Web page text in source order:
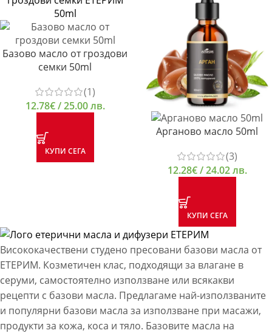
Базово масло от гроздови
семки 50ml
(1)
12.78€/ 25.00 лв.
КУПИ СЕГА
Арганово масло 50ml
(3)
12.28€/ 24.02 лв.
КУПИ СЕГА
Висококачествени студено пресовани базови масла от
ЕТЕРИМ. Козметичен клас, подходящи за влагане в
серуми, самостоятелно използване или всякакви
рецепти с базови масла. Предлагаме най-използваните
и популярни базови масла за използване при масажи,
продукти за кожа, коса и тяло. Базовите масла на